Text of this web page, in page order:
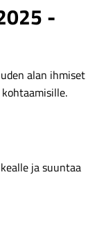
-
alan ihmiset
ja suuntaa